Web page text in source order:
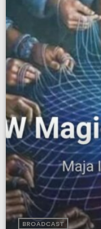
BROADCAST